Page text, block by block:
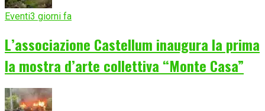
Eventi3 giorni fa
L’associazione Castellum inaugura la prima
la mostra d’arte collettiva “Monte Casa”